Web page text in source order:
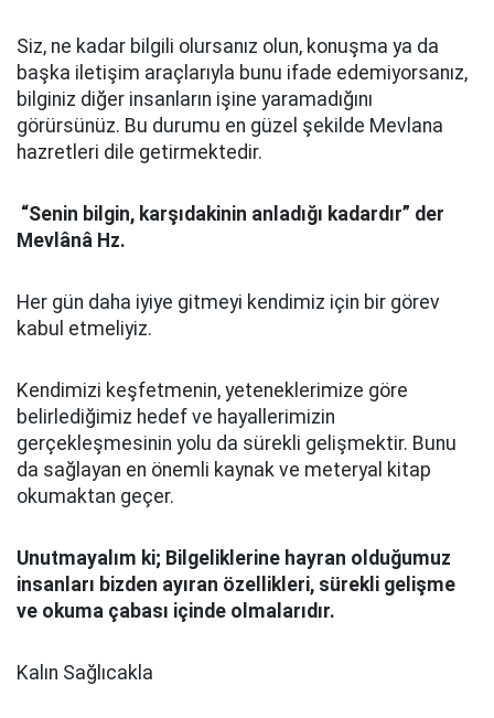
Siz, ne kadar bilgili olursanız olun, konuşma ya da
başka iletişim araçlarıyla bunu ifade edemiyorsanız,
bilginiz diğer insanların işine yaramadığını
görürsünüz. Bu durumu en güzel şekilde Mevlana
hazretleri dile getirmektedir.
“Senin bilgin, karşıdakinin anladığı kadardır” der
Mevlânâ Hz.
Her gün daha iyiye gitmeyi kendimiz için bir görev
kabul etmeliyiz.
Kendimizi keşfetmenin, yeteneklerimize göre
belirlediğimiz hedef ve hayallerimizin
gerçekleşmesinin yolu da sürekli gelişmektir. Bunu
da sağlayan en önemli kaynak ve meteryal kitap
okumaktan geçer.
Unutmayalım ki; Bilgeliklerine hayran olduğumuz
insanları bizden ayıran özellikleri, sürekli gelişme
ve okuma çabası içinde olmalarıdır.
Kalın Sağlıcakla